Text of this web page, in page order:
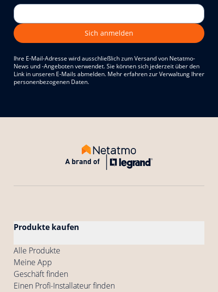
Sich anmelden
Ihre E-Mail-Adresse wird ausschließlich zum Versand von Netatmo-
News und -Angeboten verwendet. Sie können sich jederzeit über den
Link in unseren E-Mails abmelden. Mehr erfahren zur Verwaltung Ihrer
personenbezogenen Daten.
Produkte kaufen
Alle Produkte
Meine App
Geschäft finden
Einen Profi-Installateur finden